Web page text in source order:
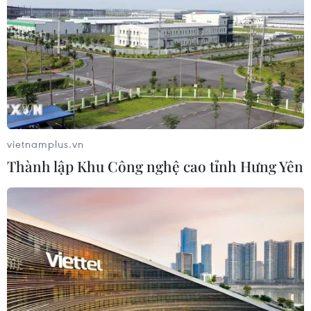
thiết lập số dư an toàn của con cái
06/08/2026 23:44
Mỹ kiểm tra gần 500 chiếc Boeing 737
MAX do nguy cơ nứt thân máy bay
IMF: Nhật Bản tiếp tục bình thường
hóa chính sách tiền tệ
06/08/2026 23:11
Ngoại giao kinh tế: Kiến tạo hệ sinh
vietnamplus.vn
Thành lập Khu Công nghệ cao tỉnh Hưng Yên